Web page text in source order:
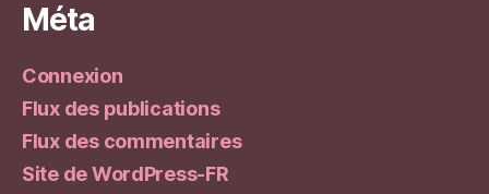
Méta
Connexion
Flux des publications
Flux des commentaires
Site de WordPress-FR